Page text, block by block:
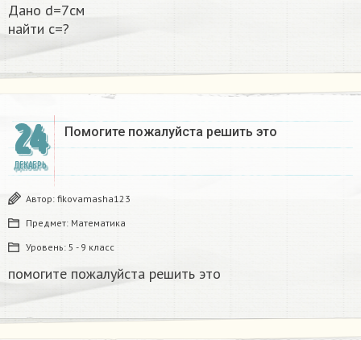
Дано d=7см
найти с=?​
24
ДЕКАБРЬ
Помогите пожалуйста решить это
Автор: fikovamasha123
Предмет: Математика
Уровень: 5 - 9 класс
помогите пожалуйста решить это